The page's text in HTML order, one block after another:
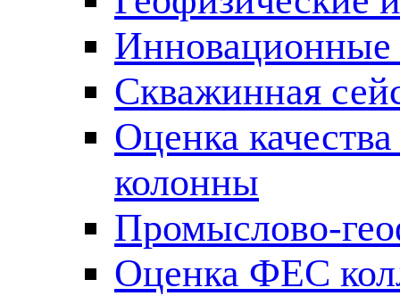
Инновационные
Скважинная
Оценка
колонны
Промыслово-
Оценка ФЕС